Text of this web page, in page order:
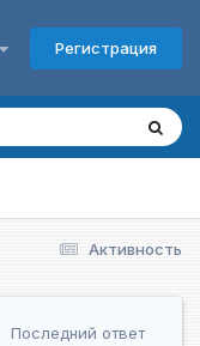
Регистрация
Активность
Последний ответ